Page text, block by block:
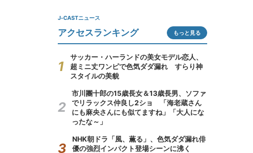
J-CASTニュース
アクセスランキング もっと見る
サッカー・ハーランドの美女モデル恋人、
超ミニ丈ワンピで色気ダダ漏れ すらり神
スタイルの美貌
市川團十郎の15歳長女＆13歳長男、ソファ
でリラックス仲良し2ショ 「海老蔵さん
にも麻央さんにも似てますね」「大人にな
ったな～」
NHK朝ドラ「風、薫る」、色気ダダ漏れ俳
優の強烈インパクト登場シーンに沸く